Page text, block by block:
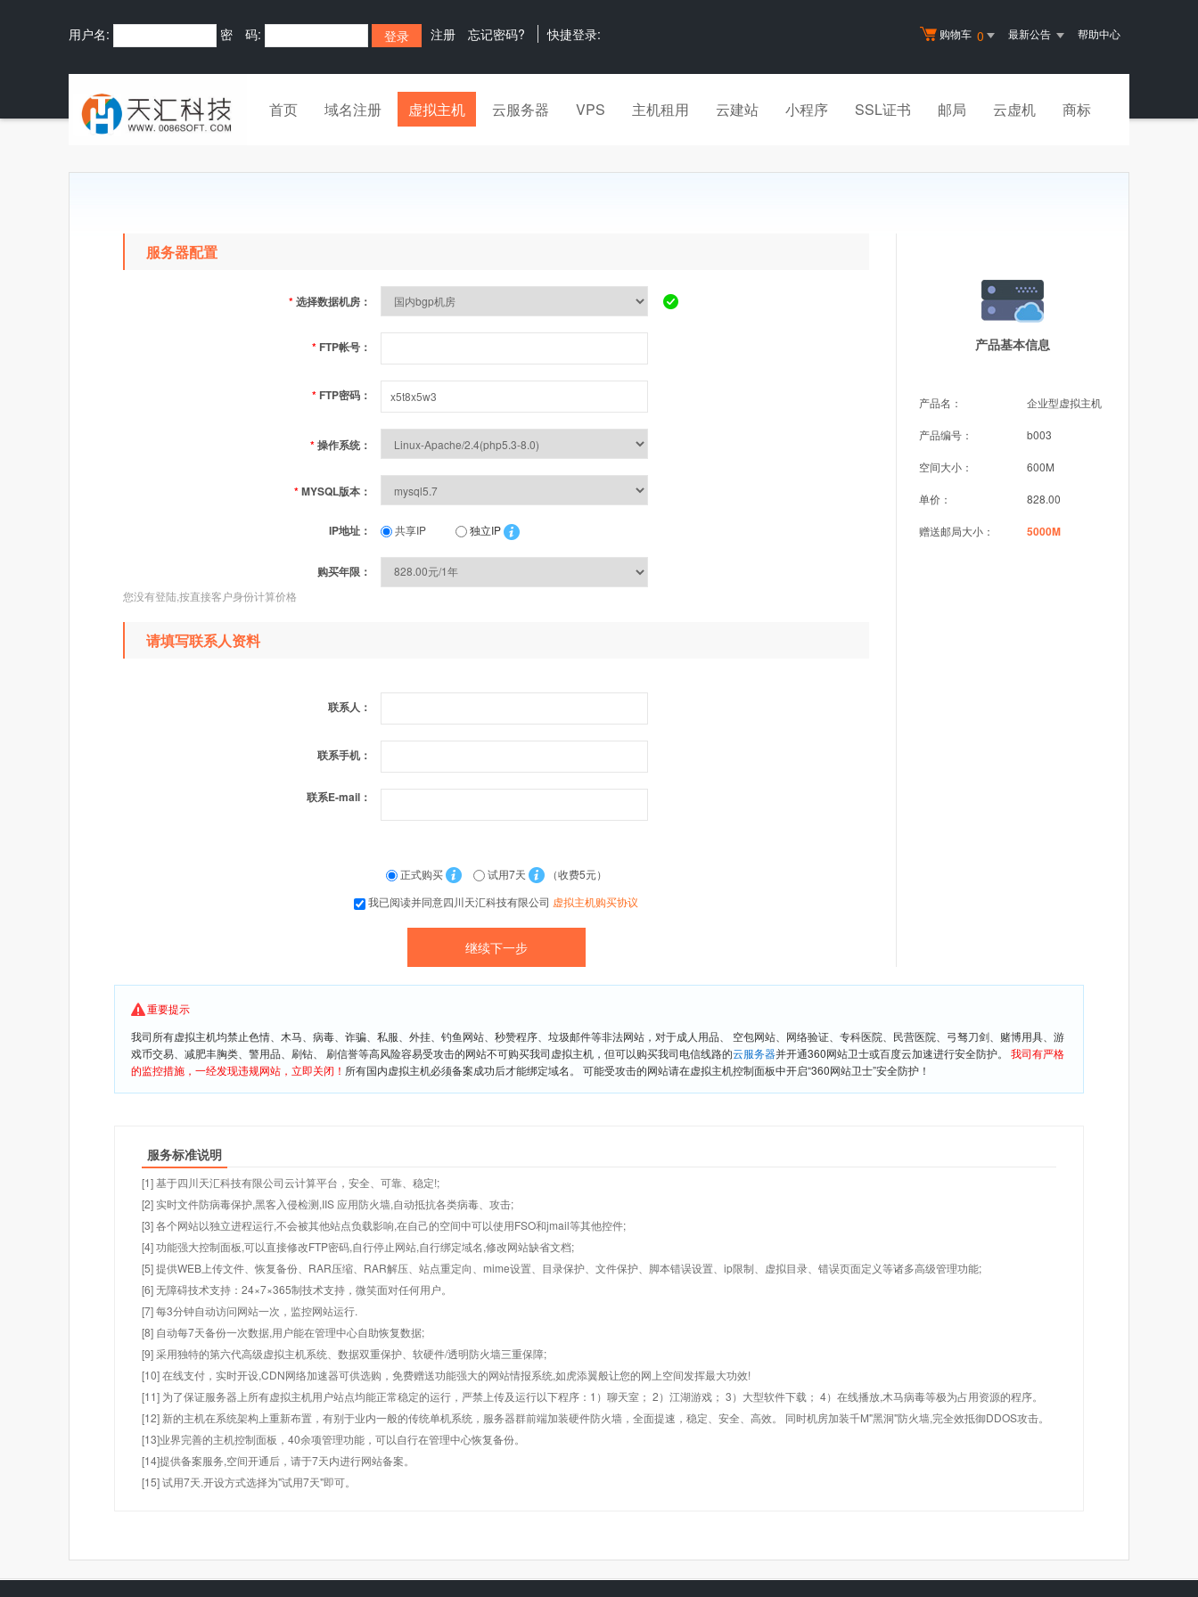
购物车 0 最新公告 帮助中心
用户名: 密 码: 注册 忘记密码? 快捷登录:
首页 域名注册 虚拟主机 云服务器 VPS 主机租用 云建站 小程序 SSL证书 邮局 云虚机 商标
产品基本信息
产品名： 企业型虚拟主机
产品编号： b003
空间大小： 600M
单价： 828.00
赠送邮局大小： 5000M
服务器配置
*选择数据机房：
* FTP帐号：
* FTP密码：
*操作系统：
*MYSQL版本：
IP地址： 共享IP 独立IP
购买年限：
您没有登陆,按直接客户身份计算价格
请填写联系人资料
联系人：
联系手机：
联系E-mail：
正式购买 试用7天
（收费5元）
我已阅读并同意四川天汇科技有限公司 虚拟主机购买协议
重要提示
我司所有虚拟主机均禁止色情、木马、病毒、诈骗、私服、外挂、钓鱼网站、秒赞程序、垃圾邮件等非法网站，对于成人用品、 空包网站、网络验证、专科医院、民营医院、弓驽刀剑、赌博用具、游
戏币交易、减肥丰胸类、警用品、刷钻、 刷信誉等高风险容易受攻击的网站不可购买我司虚拟主机，但可以购买我司电信线路的云服务器并开通360网站卫士或百度云加速进行安全防护。 我司有严格
的监控措施，一经发现违规网站，立即关闭！ 所有国内虚拟主机必须备案成功后才能绑定域名。 可能受攻击的网站请在虚拟主机控制面板中开启“360网站卫士”安全防护！
服务标准说明
[1] 基于四川天汇科技有限公司云计算平台，安全、可靠、稳定!;
[2] 实时文件防病毒保护,黑客入侵检测,IIS 应用防火墙,自动抵抗各类病毒、攻击;
[3] 各个网站以独立进程运行,不会被其他站点负载影响,在自己的空间中可以使用FSO和jmail等其他控件;
[4] 功能强大控制面板,可以直接修改FTP密码,自行停止网站,自行绑定域名,修改网站缺省文档;
[5] 提供WEB上传文件、恢复备份、RAR压缩、RAR解压、站点重定向、mime设置、目录保护、文件保护、脚本错误设置、ip限制、虚拟目录、错误页面定义等诸多高级管理功能;
[6] 无障碍技术支持：24×7×365制技术支持，微笑面对任何用户。
[7] 每3分钟自动访问网站一次，监控网站运行.
[8] 自动每7天备份一次数据,用户能在管理中心自助恢复数据;
[9] 采用独特的第六代高级虚拟主机系统、数据双重保护、软硬件/透明防火墙三重保障;
[10] 在线支付，实时开设,CDN网络加速器可供选购，免费赠送功能强大的网站情报系统,如虎添翼般让您的网上空间发挥最大功效!
[11] 为了保证服务器上所有虚拟主机用户站点均能正常稳定的运行，严禁上传及运行以下程序：1）聊天室； 2）江湖游戏； 3）大型软件下载； 4）在线播放,木马病毒等极为占用资源的程序。
[12] 新的主机在系统架构上重新布置，有别于业内一般的传统单机系统，服务器群前端加装硬件防火墙，全面提速，稳定、安全、高效。 同时机房加装千M"黑洞"防火墙,完全效抵御DDOS攻击。
[13]业界完善的主机控制面板，40余项管理功能，可以自行在管理中心恢复备份。
[14]提供备案服务,空间开通后，请于7天内进行网站备案。
[15] 试用7天.开设方式选择为"试用7天"即可。